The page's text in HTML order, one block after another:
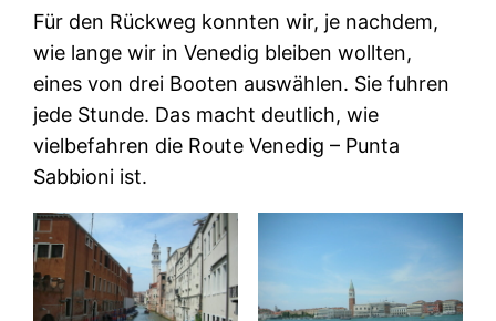
Für den Rückweg konnten wir, je nachdem,
wie lange wir in Venedig bleiben wollten,
eines von drei Booten auswählen. Sie fuhren
jede Stunde. Das macht deutlich, wie
vielbefahren die Route Venedig – Punta
Sabbioni ist.